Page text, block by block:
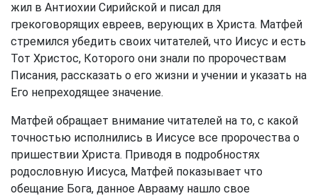
жил в Антиохии Сирийской и писал для
грекоговорящих евреев, верующих в Христа. Матфей
стремился убедить своих читателей, что Иисус и есть
Тот Христос, Которого они знали по пророчествам
Писания, рассказать о его жизни и учении и указать на
Его непреходящее значение.
Матфей обращает внимание читателей на то, с какой
точностью исполнились в Иисусе все пророчества о
пришествии Христа. Приводя в подробностях
родословную Иисуса, Матфей показывает что
обещание Бога, данное Аврааму нашло свое